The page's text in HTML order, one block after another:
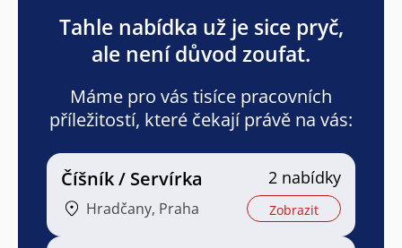
Tahle nabídka už je sice pryč,
ale není důvod zoufat.
Máme pro vás tisíce pracovních
příležitostí, které čekají právě na vás:
Číšník / Servírka
Hradčany, Praha
2 nabídky
Zobrazit